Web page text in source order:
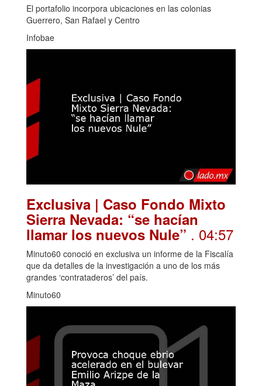
El portafolio incorpora ubicaciones en las colonias
Guerrero, San Rafael y Centro
Infobae
Exclusiva | Caso Fondo Mixto
Sierra Nevada: “se hacían
llamar los nuevos Nule” . 04:57
Minuto60 conoció en exclusiva un informe de la Fiscalía
que da detalles de la investigación a uno de los más
grandes ‘contrataderos’ del país.
Minuto60